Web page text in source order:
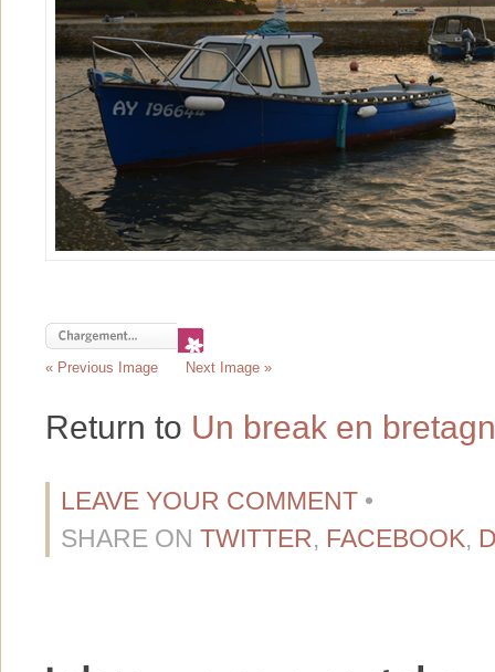
« Previous Image Next Image »
Return to Un break en
LEAVE YOUR COMMENT •
SHARE ON TWITTER, FACEBOOK,